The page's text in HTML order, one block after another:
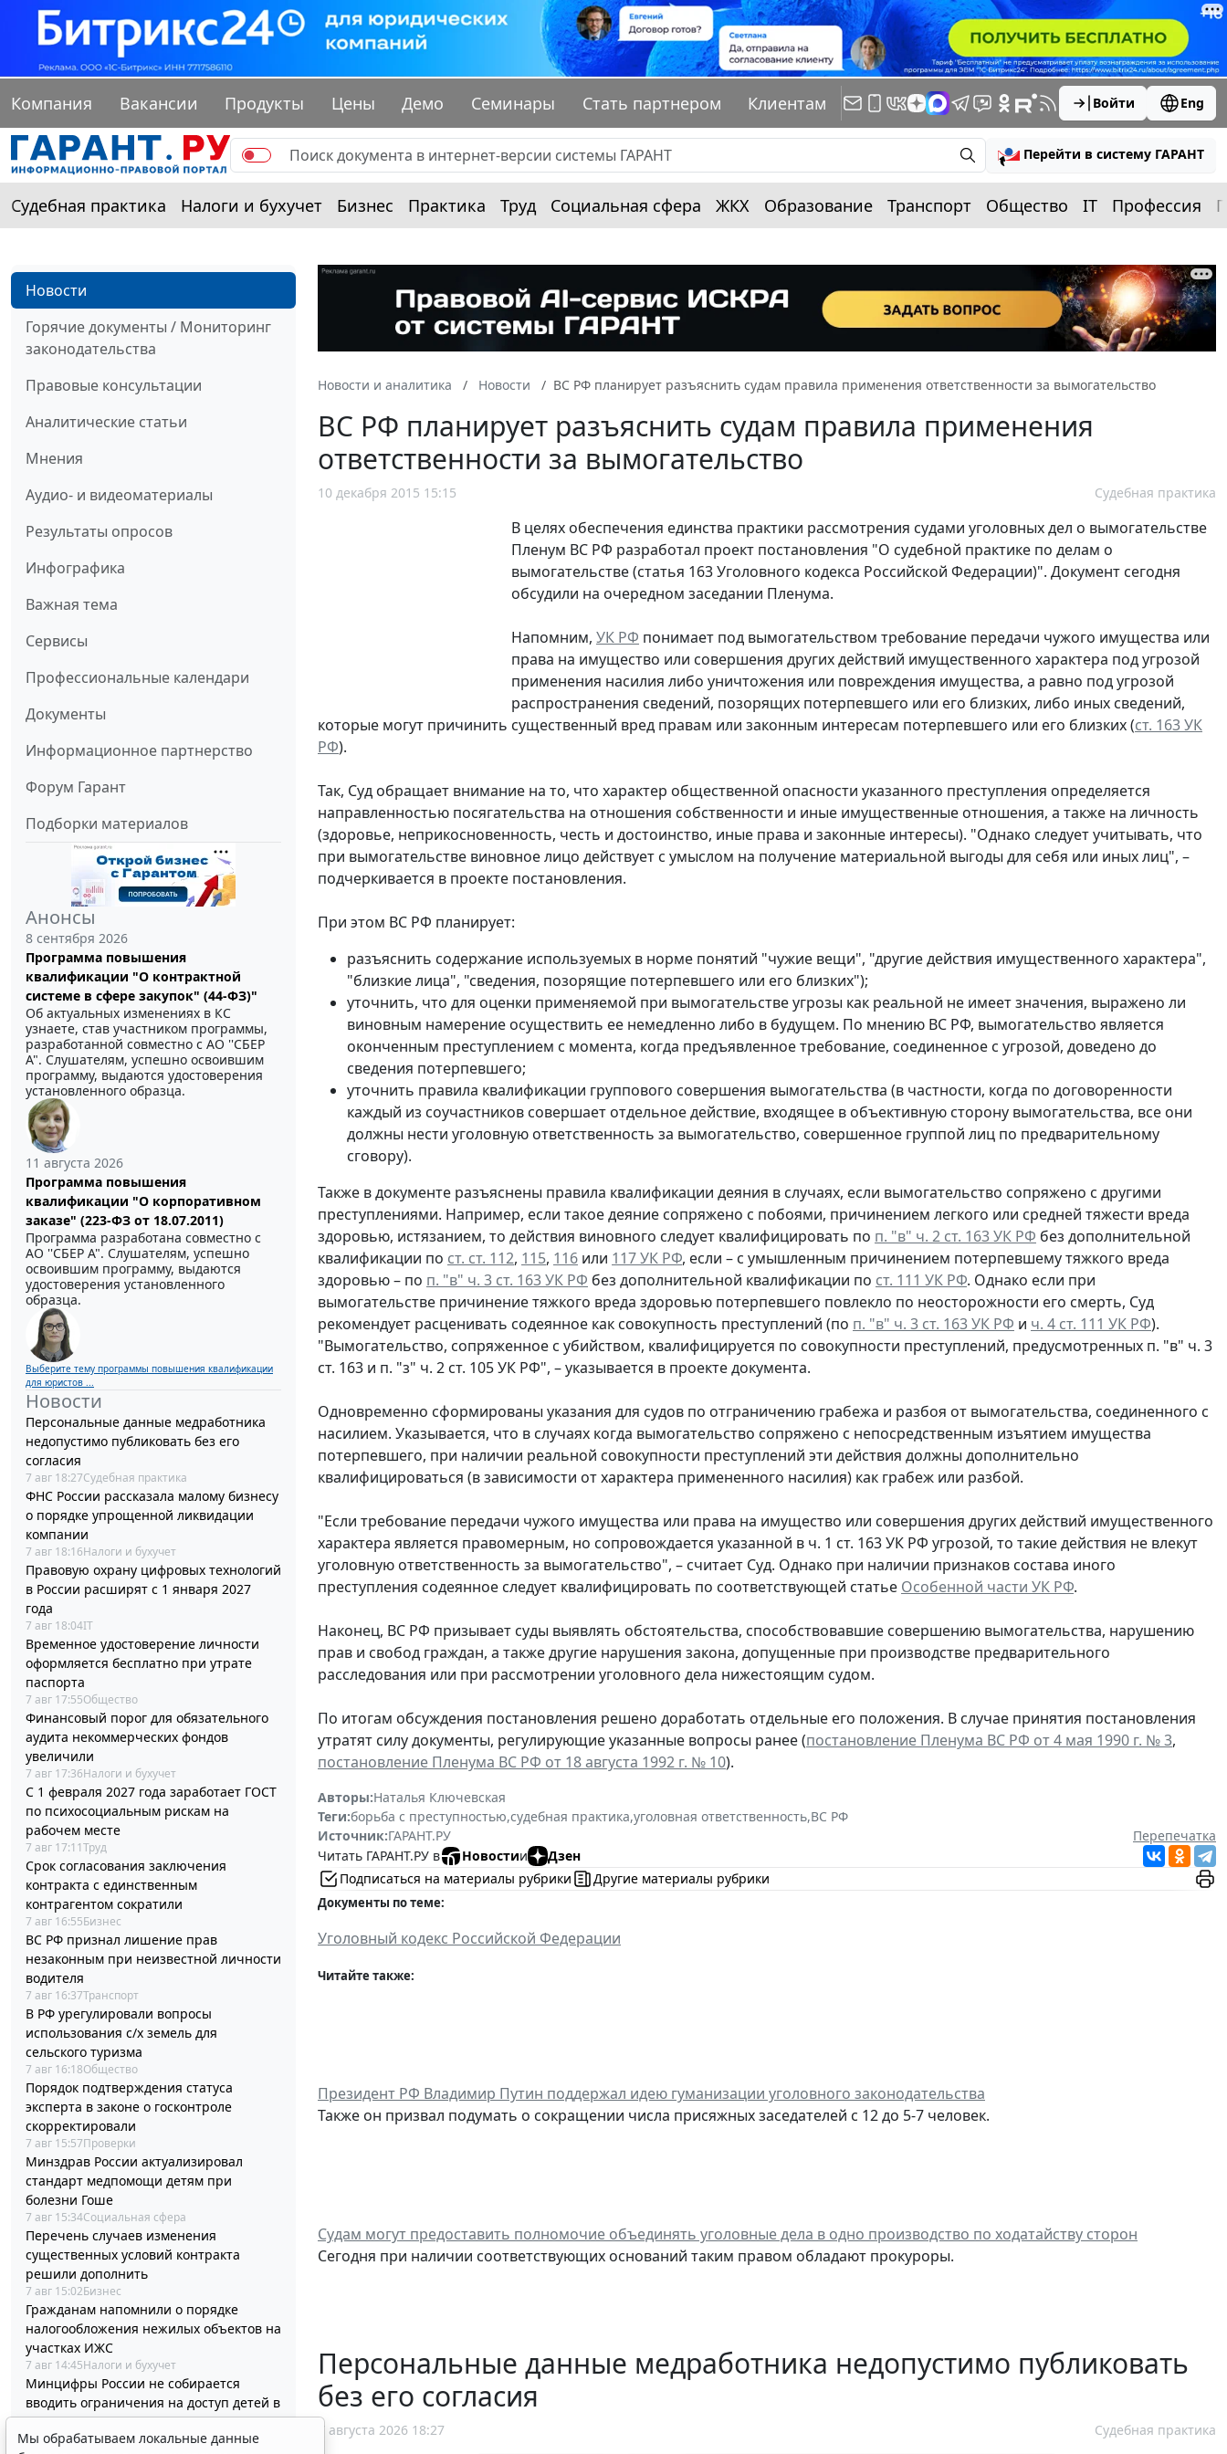
Компания Вакансии Продукты Цены Демо Семинары Стать партнером Клиентам Войти Eng
Перейти в систему ГАРАНТ
Судебная практика Налоги и бухучет Бизнес Практика Труд Социальная сфера ЖКХ Образование Транспорт Общество IT Профессия
Новости
Горячие документы / Мониторинг
законодательства
Правовые консультации
Аналитические статьи
Мнения
Аудио- и видеоматериалы
Результаты опросов
Инфографика
Важная тема
Сервисы
Профессиональные календари
Документы
Информационное партнерство
Форум Гарант
Подборки материалов
Анонсы
8 сентября 2026
Программа повышения
квалификации "О контрактной
системе в сфере закупок" (44-ФЗ)"
Об актуальных изменениях в КС
узнаете, став участником программы,
разработанной совместно с АО ''СБЕР
А". Слушателям, успешно освоившим
программу, выдаются удостоверения
установленного образца.
11 августа 2026
Программа повышения
квалификации "О корпоративном
заказе" (223-ФЗ от 18.07.2011)
Программа разработана совместно с
АО ''СБЕР А". Слушателям, успешно
освоившим программу, выдаются
удостоверения установленного
образца.
Выберите тему программы повышения квалификации
для юристов ...
Новости
Персональные данные медработника
недопустимо публиковать без его
согласия
7 авг 18:27Судебная практика
ФНС России рассказала малому бизнесу
о порядке упрощенной ликвидации
компании
7 авг 18:16Налоги и бухучет
Правовую охрану цифровых технологий
в России расширят с 1 января 2027
года
7 авг 18:04IT
Временное удостоверение личности
оформляется бесплатно при утрате
паспорта
7 авг 17:55Общество
Финансовый порог для обязательного
аудита некоммерческих фондов
увеличили
7 авг 17:36Налоги и бухучет
С 1 февраля 2027 года заработает ГОСТ
по психосоциальным рискам на
рабочем месте
7 авг 17:11Труд
Срок согласования заключения
контракта с единственным
контрагентом сократили
7 авг 16:55Бизнес
ВС РФ признал лишение прав
незаконным при неизвестной личности
водителя
7 авг 16:37Транспорт
В РФ урегулировали вопросы
использования с/х земель для
сельского туризма
7 авг 16:18Общество
Порядок подтверждения статуса
эксперта в законе о госконтроле
скорректировали
7 авг 15:57Проверки
Минздрав России актуализировал
стандарт медпомощи детям при
болезни Гоше
7 авг 15:34Социальная сфера
Перечень случаев изменения
существенных условий контракта
решили дополнить
7 авг 15:02Бизнес
Гражданам напомнили о порядке
налогообложения нежилых объектов на
участках ИЖС
7 авг 14:45Налоги и бухучет
Минцифры России не собирается
вводить ограничения на доступ детей в
соцсети
7 авг 14:20Общество
Новости и аналитика Новости ВС РФ планирует разъяснить судам правила применения ответственности за вымогательство
ВС РФ планирует разъяснить судам правила применения
ответственности за вымогательство
10 декабря 2015 15:15 Судебная практика
В целях обеспечения единства практики рассмотрения судами уголовных дел о вымогательстве
Пленум ВС РФ разработал проект постановления "О судебной практике по делам о
вымогательстве (статья 163 Уголовного кодекса Российской Федерации)". Документ сегодня
обсудили на очередном заседании Пленума.
Напомним, УК РФ понимает под вымогательством требование передачи чужого имущества или
права на имущество или совершения других действий имущественного характера под угрозой
применения насилия либо уничтожения или повреждения имущества, а равно под угрозой
распространения сведений, позорящих потерпевшего или его близких, либо иных сведений,
которые могут причинить существенный вред правам или законным интересам потерпевшего или его близких (ст. 163 УК
РФ).
Так, Суд обращает внимание на то, что характер общественной опасности указанного преступления определяется
направленностью посягательства на отношения собственности и иные имущественные отношения, а также на личность
(здоровье, неприкосновенность, честь и достоинство, иные права и законные интересы). "Однако следует учитывать, что
при вымогательстве виновное лицо действует с умыслом на получение материальной выгоды для себя или иных лиц", –
подчеркивается в проекте постановления.
При этом ВС РФ планирует:
разъяснить содержание используемых в норме понятий "чужие вещи", "другие действия имущественного характера",
"близкие лица", "сведения, позорящие потерпевшего или его близких");
уточнить, что для оценки применяемой при вымогательстве угрозы как реальной не имеет значения, выражено ли
виновным намерение осуществить ее немедленно либо в будущем. По мнению ВС РФ, вымогательство является
оконченным преступлением с момента, когда предъявленное требование, соединенное с угрозой, доведено до
сведения потерпевшего;
уточнить правила квалификации группового совершения вымогательства (в частности, когда по договоренности
каждый из соучастников совершает отдельное действие, входящее в объективную сторону вымогательства, все они
должны нести уголовную ответственность за вымогательство, совершенное группой лиц по предварительному
сговору).
Также в документе разъяснены правила квалификации деяния в случаях, если вымогательство сопряжено с другими
преступлениями. Например, если такое деяние сопряжено с побоями, причинением легкого или средней тяжести вреда
здоровью, истязанием, то действия виновного следует квалифицировать по п. "в" ч. 2 ст. 163 УК РФ без дополнительной
квалификации по ст. ст. 112, 115, 116 или 117 УК РФ, если – с умышленным причинением потерпевшему тяжкого вреда
здоровью – по п. "в" ч. 3 ст. 163 УК РФ без дополнительной квалификации по ст. 111 УК РФ. Однако если при
вымогательстве причинение тяжкого вреда здоровью потерпевшего повлекло по неосторожности его смерть, Суд
рекомендует расценивать содеянное как совокупность преступлений (по п. "в" ч. 3 ст. 163 УК РФ и ч. 4 ст. 111 УК РФ).
"Вымогательство, сопряженное с убийством, квалифицируется по совокупности преступлений, предусмотренных п. "в" ч. 3
ст. 163 и п. "з" ч. 2 ст. 105 УК РФ", – указывается в проекте документа.
Одновременно сформированы указания для судов по отграничению грабежа и разбоя от вымогательства, соединенного с
насилием. Указывается, что в случаях когда вымогательство сопряжено с непосредственным изъятием имущества
потерпевшего, при наличии реальной совокупности преступлений эти действия должны дополнительно
квалифицироваться (в зависимости от характера примененного насилия) как грабеж или разбой.
"Если требование передачи чужого имущества или права на имущество или совершения других действий имущественного
характера является правомерным, но сопровождается указанной в ч. 1 ст. 163 УК РФ угрозой, то такие действия не влекут
уголовную ответственность за вымогательство", – считает Суд. Однако при наличии признаков состава иного
преступления содеянное следует квалифицировать по соответствующей статье Особенной части УК РФ.
Наконец, ВС РФ призывает суды выявлять обстоятельства, способствовавшие совершению вымогательства, нарушению
прав и свобод граждан, а также другие нарушения закона, допущенные при производстве предварительного
расследования или при рассмотрении уголовного дела нижестоящим судом.
По итогам обсуждения постановления решено доработать отдельные его положения. В случае принятия постановления
утратят силу документы, регулирующие указанные вопросы ранее (постановление Пленума ВС РФ от 4 мая 1990 г. № 3,
постановление Пленума ВС РФ от 18 августа 1992 г. № 10).
Авторы:Наталья Ключевская
Теги:борьба с преступностью,судебная практика,уголовная ответственность,ВС РФ
Источник:ГАРАНТ.РУ
Перепечатка
Читать ГАРАНТ.РУ в
Новостии
Дзен
Подписаться на материалы рубрики
Другие материалы рубрики
Документы по теме:
Уголовный кодекс Российской Федерации
Читайте также:
Президент РФ Владимир Путин поддержал идею гуманизации уголовного законодательства
Также он призвал подумать о сокращении числа присяжных заседателей с 12 до 5-7 человек.
Судам могут предоставить полномочие объединять уголовные дела в одно производство по ходатайству сторон
Сегодня при наличии соответствующих оснований таким правом обладают прокуроры.
Персональные данные медработника недопустимо публиковать
без его согласия
7 августа 2026 18:27 Судебная практика
Мы обрабатываем локальные данные